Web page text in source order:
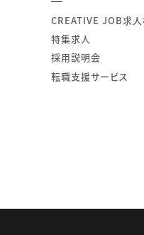
CREATIVE JOB求人
特集求人
採用説明会
転職支援サービス